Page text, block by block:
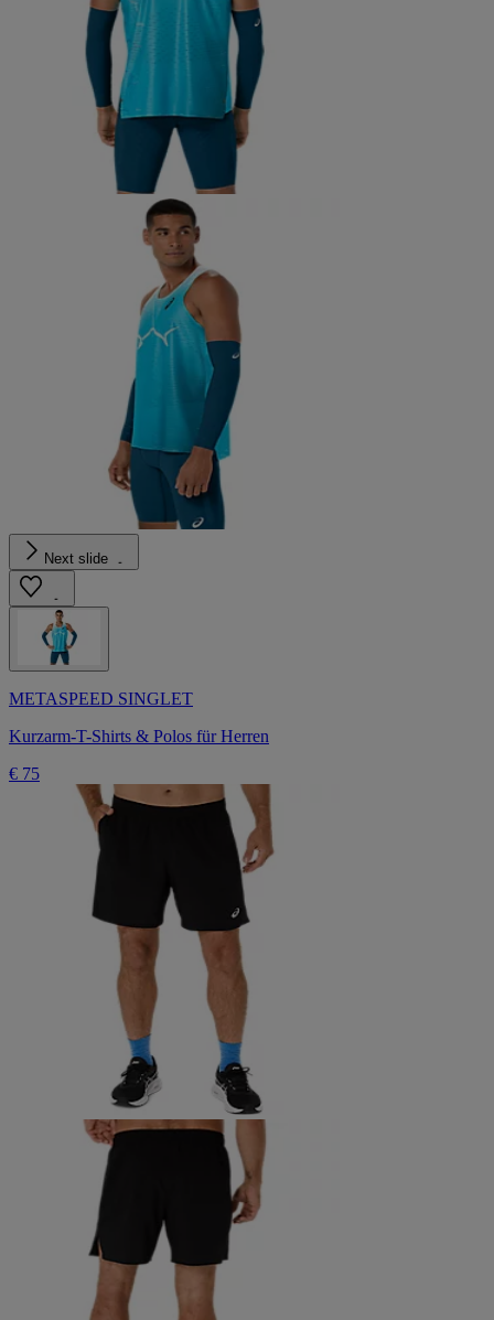
Next slide
METASPEED SINGLET
Kurzarm-T-Shirts & Polos für Herren
€ 75